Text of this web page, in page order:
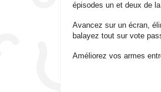
épisodes un et deux de
Avancez sur un écran,
balayez tout sur vote
Améliorez vos armes